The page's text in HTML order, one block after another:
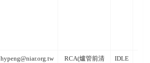
hypeng@niar.org.tw
RCA(爐管前清
IDLE